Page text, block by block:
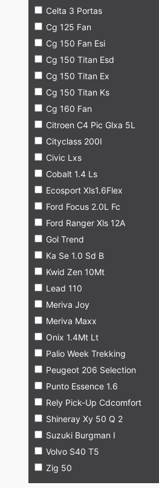
Celta 3 Portas
Cg 125 Fan
Cg 150 Fan Esi
Cg 150 Titan Esd
Cg 150 Titan Ex
Cg 150 Titan Ks
Cg 160 Fan
Citroen C4 Pic Glxa 5L
Cityclass 200I
Civic Lxs
Cobalt 1.4 Ls
Ecosport Xls1.6Flex
Ford Focus 2.0L Fc
Ford Ranger Xls 12A
Gol Trend
Ka Se 1.0 Sd B
Kwid Zen 10Mt
Lead 110
Meriva Joy
Meriva Maxx
Onix 1.4Mt Lt
Palio Week Trekking
Peugeot 206 Selection
Punto Essence 1.6
Rely Pick-Up Cdcomfort
Shineray Xy 50 Q 2
Suzuki Burgman I
Volvo S40 T5
Zig 50